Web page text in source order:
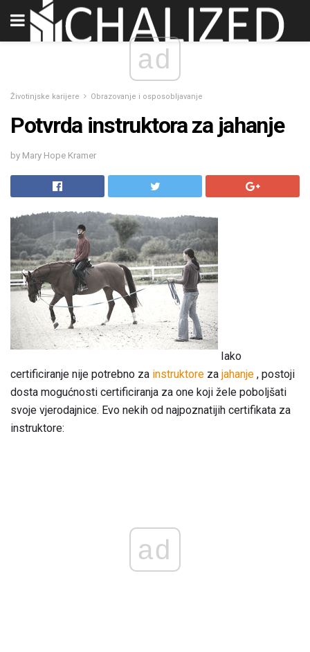
ad
Životinjske karijere Obrazovanje i osposobljavanje
Potvrda instruktora za jahanje
by Mary Hope Kramer
Iako
certificiranje nije potrebno za instruktore za jahanje , postoji
dosta mogućnosti certificiranja za one koji žele poboljšati
svoje vjerodajnice. Evo nekih od najpoznatijih certifikata za
instruktore:
ad